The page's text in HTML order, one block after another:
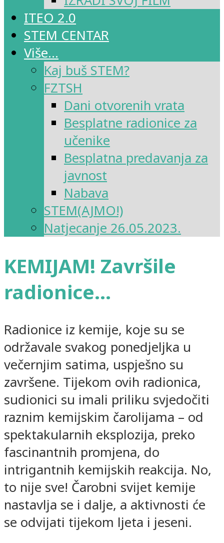
ITEO 2.0
STEM CENTAR
Više…
Kaj buš STEM?
FZTSH
Dani otvorenih vrata
Besplatne radionice za
učenike
Besplatna predavanja za
javnost
Nabava
STEM(AJMO!)
Natjecanje 26.05.2023.
KEMIJAM! Završile
radionice…
Radionice iz kemije, koje su se
održavale svakog ponedjeljka u
večernjim satima, uspješno su
završene. Tijekom ovih radionica,
sudionici su imali priliku svjedočiti
raznim kemijskim čarolijama – od
spektakularnih eksplozija, preko
fascinantnih promjena, do
intrigantnih kemijskih reakcija. No,
to nije sve! Čarobni svijet kemije
nastavlja se i dalje, a aktivnosti će
se odvijati tijekom ljeta i jeseni.